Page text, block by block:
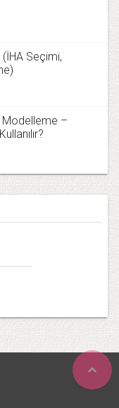
expand_less
(İHA Seçimi,
Modelleme –